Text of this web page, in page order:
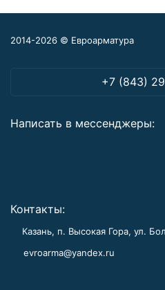
2014-2026 © Евроарматура
+7 (843)
Написать в мессенджеры:
Контакты:
Казань, п. Высокая Гора, ул.
evroarma@yandex.ru